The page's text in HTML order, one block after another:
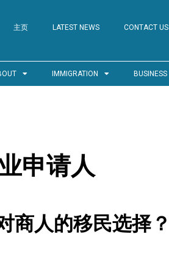
主页 LATEST NEWS CONTACT US
IMMIGRATION BUSINESS
申请人
商人的移民选择？